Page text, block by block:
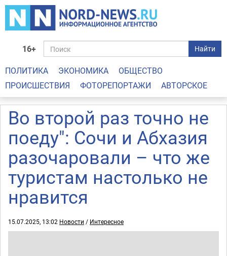
16+ Найти
ПОЛИТИКА ЭКОНОМИКА
ОБЩЕСТВО
ПРОИСШЕСТВИЯ
ФОТОРЕПОРТАЖИ АВТОРСКОЕ
Во второй раз точно не
поеду": Сочи и Абхазия
разочаровали – что же
туристам настолько не
нравится
15.07.2025, 13:02 Новости / Интересное